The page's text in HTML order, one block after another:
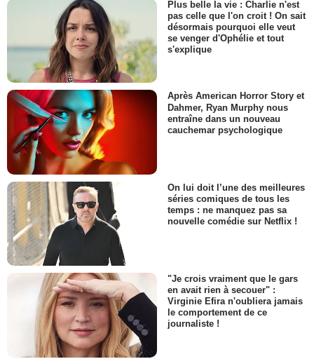
Plus belle la vie : Charlie n'est
pas celle que l'on croit ! On sait
désormais pourquoi elle veut
se venger d'Ophélie et tout
s'explique
Après American Horror Story et
Dahmer, Ryan Murphy nous
entraîne dans un nouveau
cauchemar psychologique
On lui doit l’une des meilleures
séries comiques de tous les
temps : ne manquez pas sa
nouvelle comédie sur Netflix !
"Je crois vraiment que le gars
en avait rien à secouer" :
Virginie Efira n'oubliera jamais
le comportement de ce
journaliste !